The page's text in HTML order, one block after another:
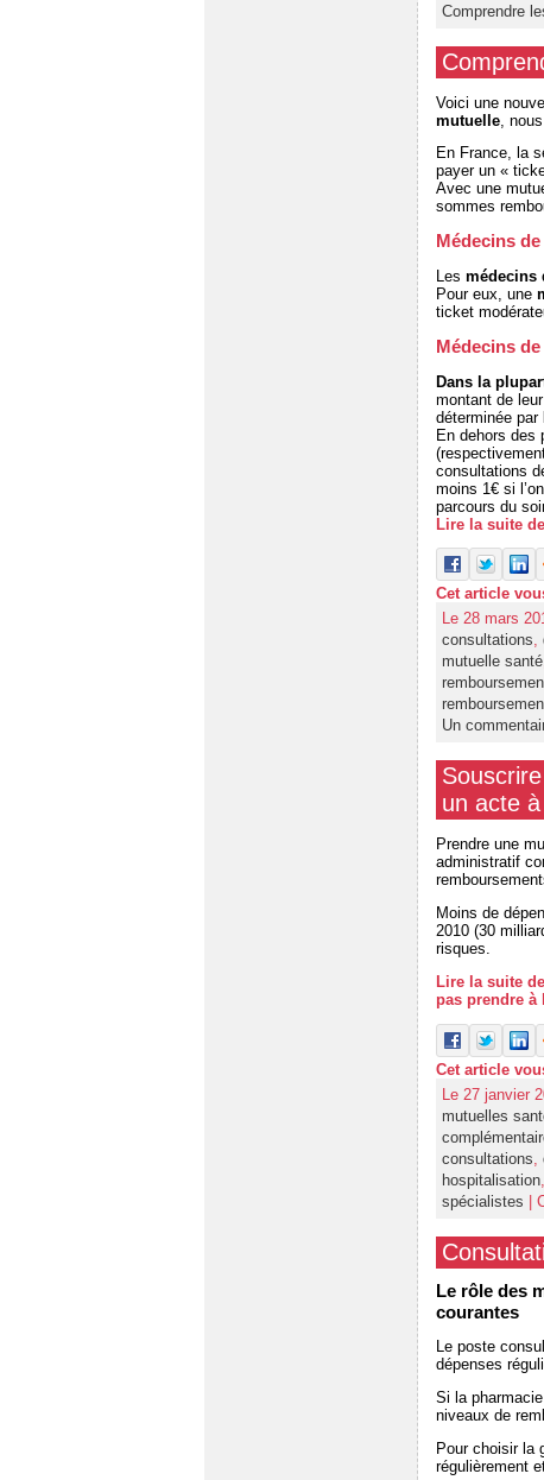
Comprendre
Voici une
mutuelle ,
En France, la
payer un «
Avec une
sommes
Médecins
Les médecins
Pour eux, une
ticket
Médecins
Dans la
montant de leur
déterminée
En dehors des
consultations
moins 1€ si
parcours du
Lire la suite
Cet article
Le 28 mars
consultations,
mutuelle santé
Un
un acte
Prendre une
administratif
Moins de
2010 (30
risques.
Lire la suite
pas prendre à
Cet article
Le 27 janvier
mutuelles
consultations
hospitalisation
spécialistes |
Le rôle des
courantes
Le poste
dépenses
Si la
niveaux de
Pour choisir la
régulièrement